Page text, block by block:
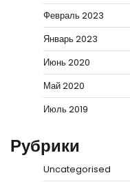
Февраль 2023
Январь 2023
Июнь 2020
Май 2020
Июль 2019
Рубрики
Uncategorised